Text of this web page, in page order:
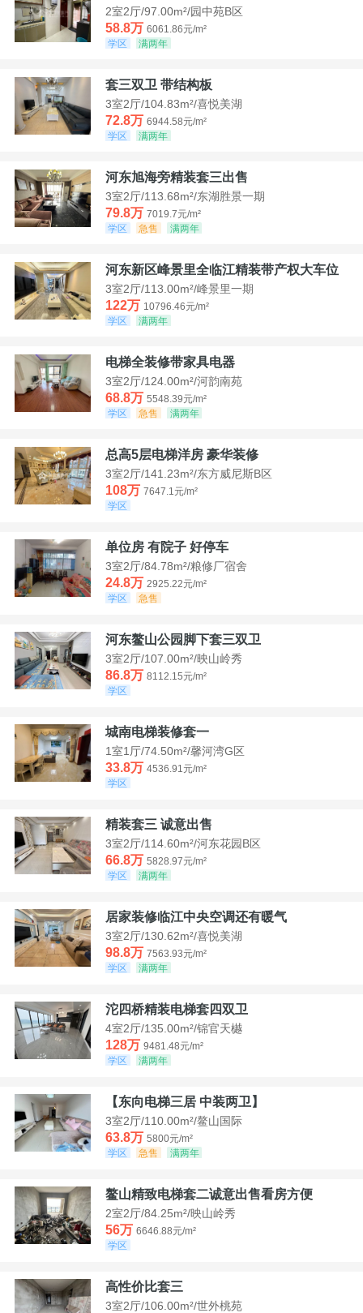
2室2厅/97.00m²/园中苑B区
58.8万 6061.86元/m²
学区
满两年
套三双卫 带结构板
3室2厅/104.83m²/喜悦美湖
72.8万 6944.58元/m²
学区
满两年
河东旭海旁精装套三出售
3室2厅/113.68m²/东湖胜景一期
79.8万 7019.7元/m²
学区
急售 满两年
河东新区峰景里全临江精装带产权大车位
3室2厅/113.00m²/峰景里一期
122万 10796.46元/m²
学区
满两年
电梯全装修带家具电器
3室2厅/124.00m²/河韵南苑
68.8万 5548.39元/m²
学区
急售 满两年
总高5层电梯洋房 豪华装修
3室2厅/141.23m²/东方威尼斯B区
108万 7647.1元/m²
学区
单位房 有院子 好停车
3室2厅/84.78m²/粮修厂宿舍
24.8万 2925.22元/m²
学区
急售
河东鳌山公园脚下套三双卫
3室2厅/107.00m²/映山岭秀
86.8万 8112.15元/m²
学区
城南电梯装修套一
1室1厅/74.50m²/馨河湾G区
33.8万 4536.91元/m²
学区
精装套三 诚意出售
3室2厅/114.60m²/河东花园B区
66.8万 5828.97元/m²
学区
满两年
居家装修临江中央空调还有暖气
3室2厅/130.62m²/喜悦美湖
98.8万 7563.93元/m²
学区
满两年
沱四桥精装电梯套四双卫
4室2厅/135.00m²/锦官天樾
128万 9481.48元/m²
学区
满两年
【东向电梯三居 中装两卫】
3室2厅/110.00m²/鳌山国际
63.8万 5800元/m²
学区
急售 满两年
鳌山精致电梯套二诚意出售看房方便
2室2厅/84.25m²/映山岭秀
56万 6646.88元/m²
学区
高性价比套三
3室2厅/106.00m²/世外桃苑